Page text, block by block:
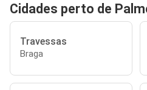
Cidades perto de
Travessas
Braga